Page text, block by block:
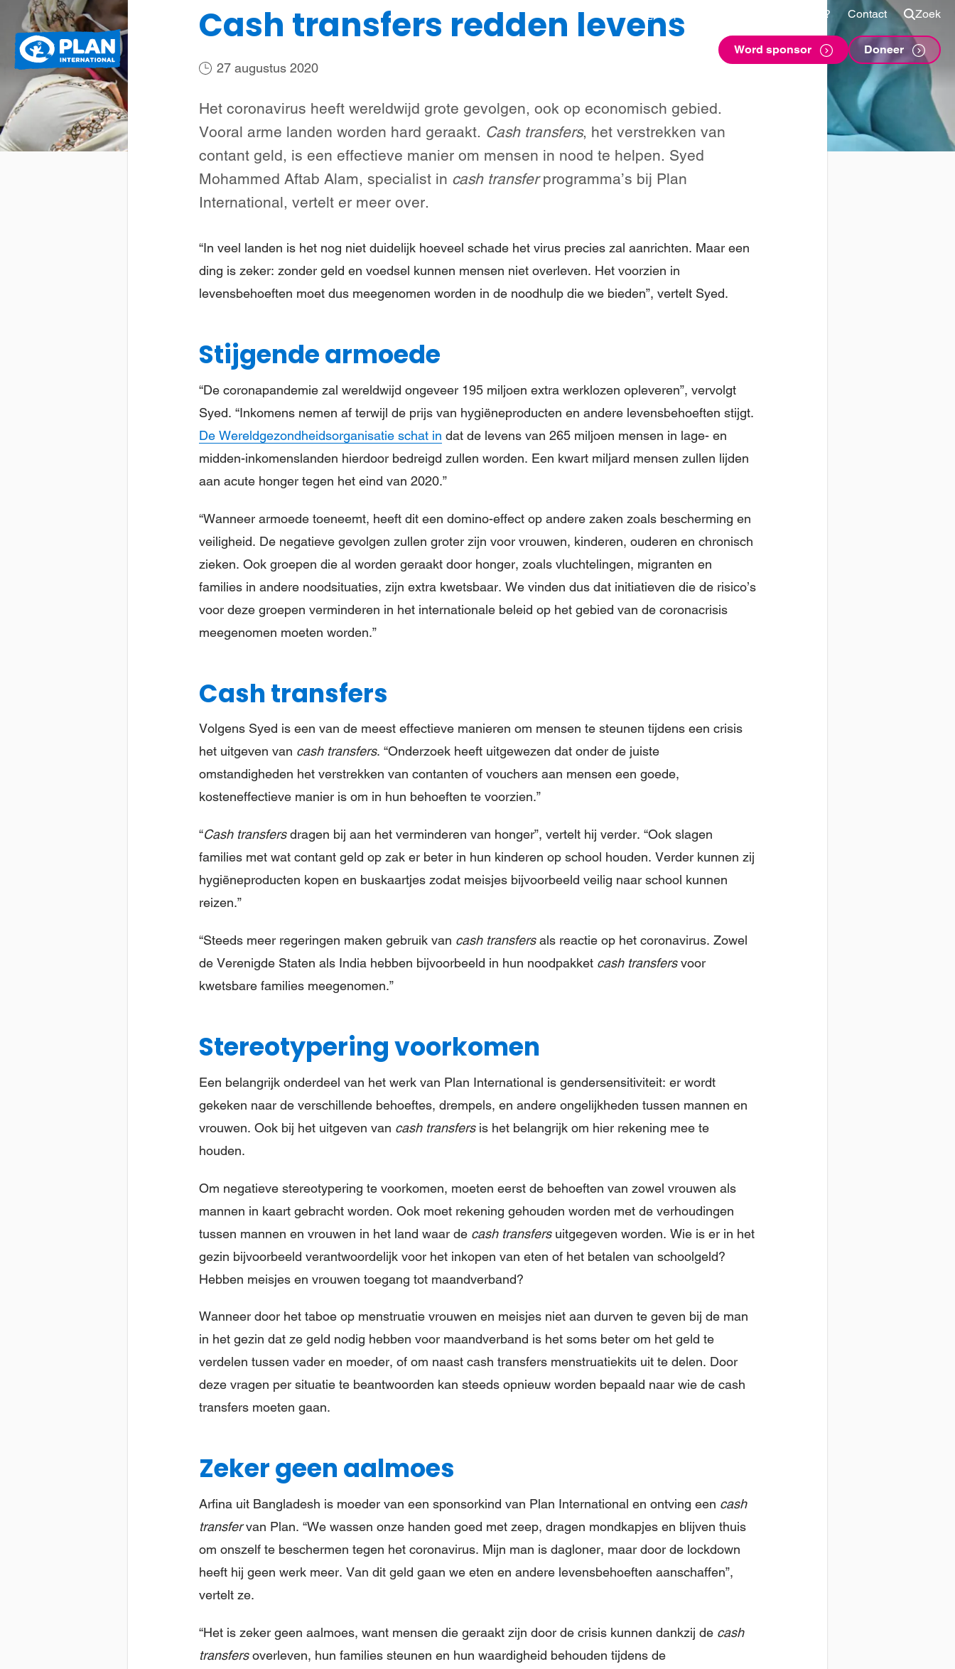
Vragen? Contact Zoek
Plan
International
Word sponsor Doneer
Cash transfers redden levens
27 augustus 2020
Het coronavirus heeft wereldwijd grote gevolgen, ook op economisch gebied.
Vooral arme landen worden hard geraakt. Cash transfers, het verstrekken van
contant geld, is een effectieve manier om mensen in nood te helpen. Syed
Mohammed Aftab Alam, specialist in cash transferprogramma’s bij Plan
International, vertelt er meer over.
“In veel landen is het nog niet duidelijk hoeveel schade het virus precies zal aanrichten. Maar een
ding is zeker: zonder geld en voedsel kunnen mensen niet overleven. Het voorzien in
levensbehoeften moet dus meegenomen worden in de noodhulp die we bieden”, vertelt Syed.
Stijgende armoede
“De coronapandemie zal wereldwijd ongeveer 195 miljoen extra werklozen opleveren”, vervolgt
Syed. “Inkomens nemen af terwijl de prijs van hygiëneproducten en andere levensbehoeften stijgt.
De Wereldgezondheidsorganisatie schat in dat de levens van 265 miljoen mensen in lage- en
midden-inkomenslanden hierdoor bedreigd zullen worden. Een kwart miljard mensen zullen lijden
aan acute honger tegen het eind van 2020.”
“Wanneer armoede toeneemt, heeft dit een domino-effect op andere zaken zoals bescherming en
veiligheid. De negatieve gevolgen zullen groter zijn voor vrouwen, kinderen, ouderen en chronisch
zieken. Ook groepen die al worden geraakt door honger, zoals vluchtelingen, migranten en
families in andere noodsituaties, zijn extra kwetsbaar. We vinden dus dat initiatieven die de risico’s
voor deze groepen verminderen in het internationale beleid op het gebied van de coronacrisis
meegenomen moeten worden.”
Cash transfers
Volgens Syed is een van de meest effectieve manieren om mensen te steunen tijdens een crisis
het uitgeven van cash transfers. “Onderzoek heeft uitgewezen dat onder de juiste
omstandigheden het verstrekken van contanten of vouchers aan mensen een goede,
kosteneffectieve manier is om in hun behoeften te voorzien.”
“Cash transfersdragen bij aan het verminderen van honger”, vertelt hij verder. “Ook slagen
families met wat contant geld op zak er beter in hun kinderen op school houden. Verder kunnen zij
hygiëneproducten kopen en buskaartjes zodat meisjes bijvoorbeeld veilig naar school kunnen
reizen.”
“Steeds meer regeringen maken gebruik van cash transfersals reactie op het coronavirus. Zowel
de Verenigde Staten als India hebben bijvoorbeeld in hun noodpakket cash transfersvoor
kwetsbare families meegenomen.”
Stereotypering voorkomen
Een belangrijk onderdeel van het werk van Plan International is gendersensitiviteit: er wordt
gekeken naar de verschillende behoeftes, drempels, en andere ongelijkheden tussen mannen en
vrouwen. Ook bij het uitgeven van cash transfers is het belangrijk om hier rekening mee te
houden.
Om negatieve stereotypering te voorkomen, moeten eerst de behoeften van zowel vrouwen als
mannen in kaart gebracht worden. Ook moet rekening gehouden worden met de verhoudingen
tussen mannen en vrouwen in het land waar de cash transfers uitgegeven worden. Wie is er in het
gezin bijvoorbeeld verantwoordelijk voor het inkopen van eten of het betalen van schoolgeld?
Hebben meisjes en vrouwen toegang tot maandverband?
Wanneer door het taboe op menstruatie vrouwen en meisjes niet aan durven te geven bij de man
in het gezin dat ze geld nodig hebben voor maandverband is het soms beter om het geld te
verdelen tussen vader en moeder, of om naast cash transfers menstruatiekits uit te delen. Door
deze vragen per situatie te beantwoorden kan steeds opnieuw worden bepaald naar wie de cash
transfers moeten gaan.
Zeker geen aalmoes
Arfina uit Bangladesh is moeder van een sponsorkind van Plan International en ontving een cash
transfervan Plan. “We wassen onze handen goed met zeep, dragen mondkapjes en blijven thuis
om onszelf te beschermen tegen het coronavirus. Mijn man is dagloner, maar door de lockdown
heeft hij geen werk meer. Van dit geld gaan we eten en andere levensbehoeften aanschaffen”,
vertelt ze.
“Het is zeker geen aalmoes, want mensen die geraakt zijn door de crisis kunnen dankzij de cash
transfersoverleven, hun families steunen en hun waardigheid behouden tijdens de